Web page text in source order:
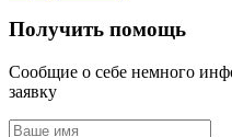
Получить помощь
Сообщие о себе немного
заявку